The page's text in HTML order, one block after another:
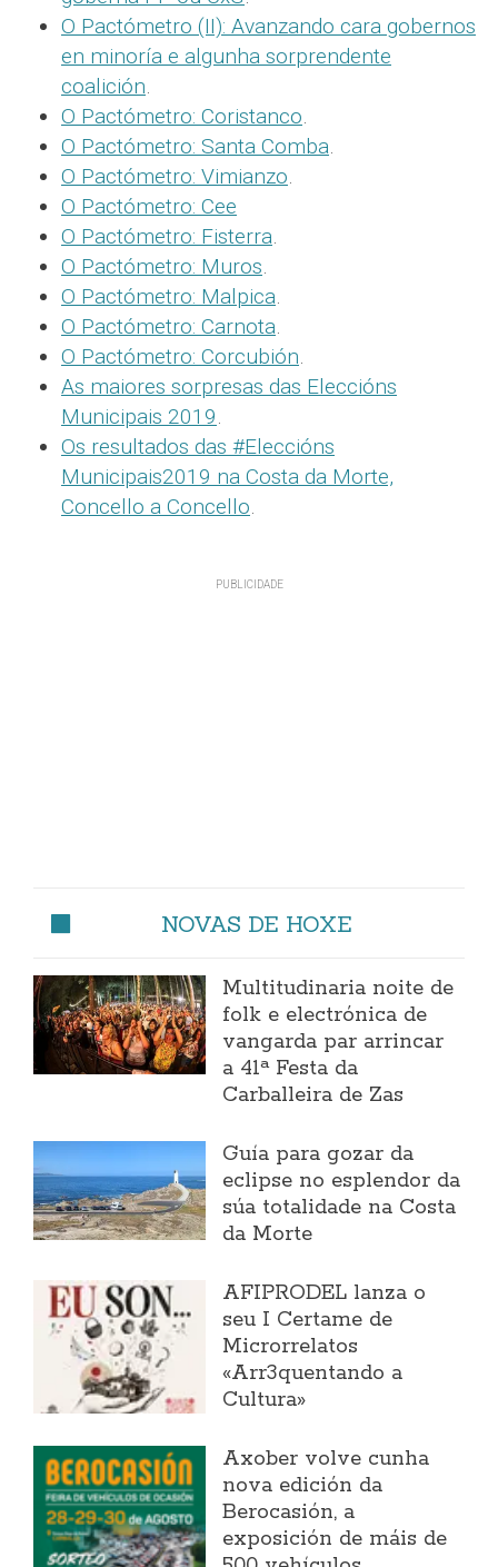
O Pactómetro (II): Avanzando cara gobernos
en minoría e algunha sorprendente
coalición.
O Pactómetro: Coristanco.
O Pactómetro: Santa Comba.
O Pactómetro: Vimianzo.
O Pactómetro: Cee
O Pactómetro: Fisterra.
O Pactómetro: Muros.
O Pactómetro: Malpica.
O Pactómetro: Carnota.
O Pactómetro: Corcubión.
As maiores sorpresas das Eleccións
Municipais 2019.
Os resultados das #Eleccións
Municipais2019 na Costa da Morte,
Concello a Concello.
NOVAS DE HOXE
Multitudinaria noite de
folk e electrónica de
vangarda par arrincar
a 41ª Festa da
Carballeira de Zas
Guía para gozar da
eclipse no esplendor da
súa totalidade na Costa
da Morte
AFIPRODEL lanza o
seu I Certame de
Microrrelatos
«Arr3quentando a
Cultura»
Axober volve cunha
nova edición da
Berocasión, a
exposición de máis de